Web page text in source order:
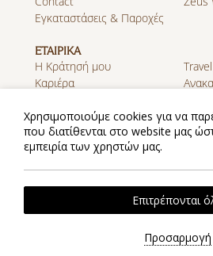
Εγκαταστάσεις & Παροχές
ΕΤΑΙΡΙΚΑ
Η Κράτησή μου
Καριέρα
MOBILE APP
Λήψη Εφαρμογής στο App
2026 @ Zeus Dolce Athens.
Nelios|
Χρησιμοποιούμε cookies για να
που διατίθενται στο website μας
εμπειρία των χρηστών μας.
Επιτρέπονται
Προσαρμογή